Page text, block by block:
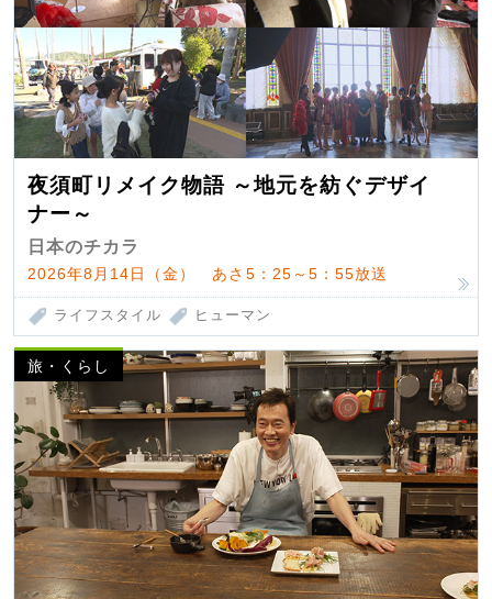
夜須町リメイク物語 ～地元を紡ぐデザイ
ナー～
日本のチカラ
2026年8月14日（金） あさ5：25～5：55放送
ライフスタイル ヒューマン
旅・くらし